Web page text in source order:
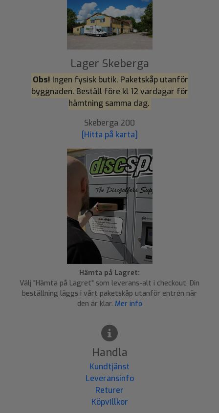
Lager Skeberga
Obs! Ingen fysisk butik. Paketskåp utanför
byggnaden. Beställ före kl 12 vardagar för
hämtning samma dag.
Skeberga 200
[Hitta på karta]
Hämta på Lagret:
Välj "Hämta på Lagret" som leverans-alt i checkout. Din
beställning läggs i vårt paketskåp utanför entrén när
den är klar. Mer info
Handla
Kundtjänst
Leveransinfo
Returer
Köpvillkor